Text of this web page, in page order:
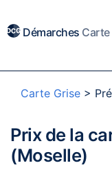
Démarches Carte
Carte Grise >
Prix de la
(Moselle)